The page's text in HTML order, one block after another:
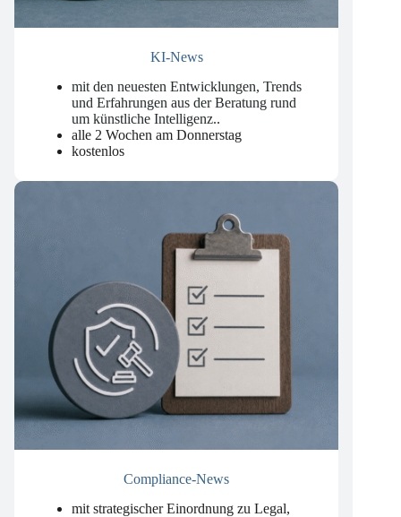
mit den neuesten Entwicklungen, Trends
und Erfahrungen aus der Beratung rund
um künstliche Intelligenz..
alle 2 Wochen am Donnerstag